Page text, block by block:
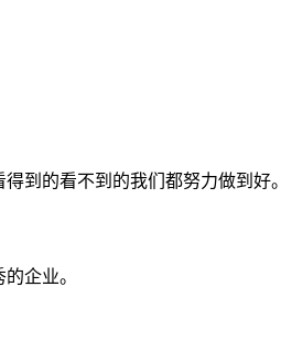
到的看不到的我们都努力做到好。
企业。